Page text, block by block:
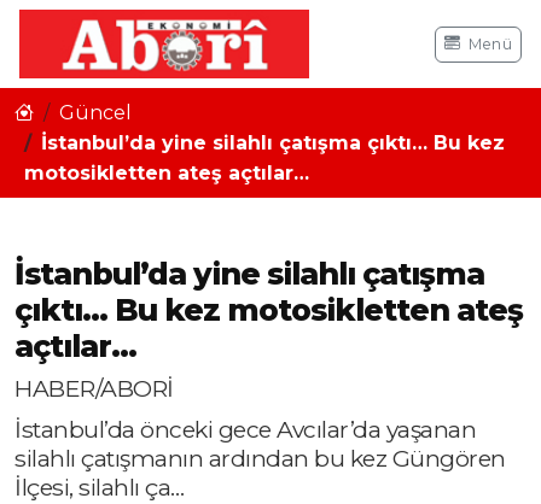
Menü
Güncel
İstanbul’da yine silahlı çatışma çıktı… Bu kez
motosikletten ateş açtılar…
İstanbul’da yine silahlı çatışma
çıktı… Bu kez motosikletten ateş
açtılar…
HABER/ABORİ
İstanbul’da önceki gece Avcılar’da yaşanan
silahlı çatışmanın ardından bu kez Güngören
İlçesi, silahlı ça…